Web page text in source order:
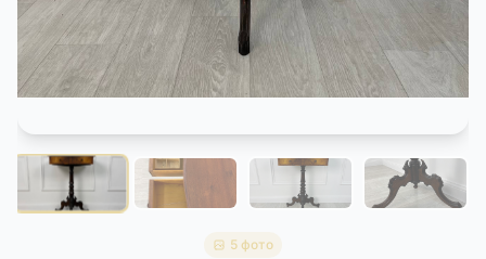
ДОСТАВКА И ОПЛАТА
5 фото